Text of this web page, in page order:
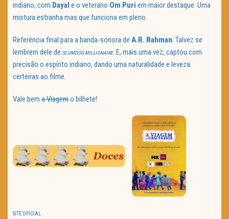
indiano, com Dayal e o veterano Om Puri em maior destaque. Uma
mistura estranha mas que funciona em pleno.
Referência final para a banda-sonora de A.R. Rahman. Talvez se
lembrem dele de SLUMDOG MILLIONAIRE. E, mais uma vez, captou com
precisão o espírito indiano, dando uma naturalidade e leveza
certeiras ao filme.
Vale bem a Viagemo bilhete!
SITE OFICIAL